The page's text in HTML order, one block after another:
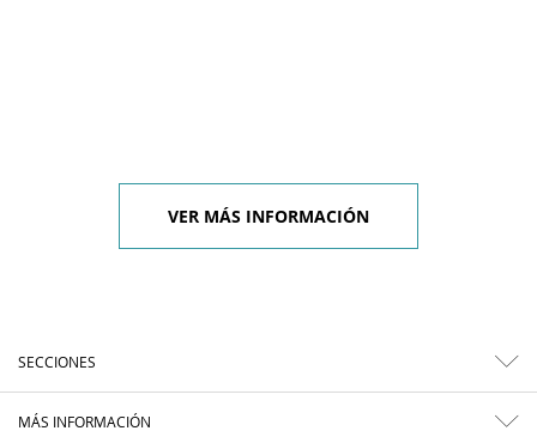
VER MÁS INFORMACIÓN
SECCIONES
MÁS INFORMACIÓN